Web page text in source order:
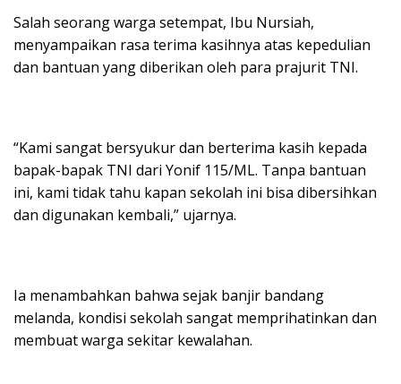
Salah seorang warga setempat, Ibu Nursiah,
menyampaikan rasa terima kasihnya atas kepedulian
dan bantuan yang diberikan oleh para prajurit TNI.
“Kami sangat bersyukur dan berterima kasih kepada
bapak-bapak TNI dari Yonif 115/ML. Tanpa bantuan
ini, kami tidak tahu kapan sekolah ini bisa dibersihkan
dan digunakan kembali,” ujarnya.
Ia menambahkan bahwa sejak banjir bandang
melanda, kondisi sekolah sangat memprihatinkan dan
membuat warga sekitar kewalahan.